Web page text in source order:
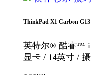
ThinkPad X1 Carbon G13
英特尔® 酷睿™
显卡 / 14英寸 /